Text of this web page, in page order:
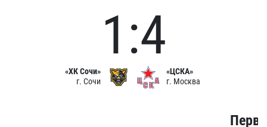
«ХК Сочи»
г. Сочи
1:4
«ЦСКА»
г. Москва